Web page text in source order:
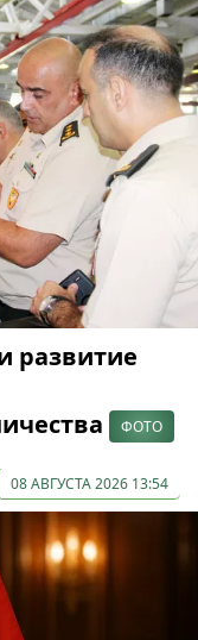
развитие
ФОТО
08 АВГУСТА 2026 13:54